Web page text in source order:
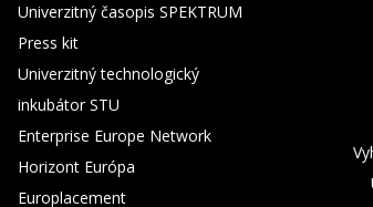
Univerzitný časopis SPEKTRUM
Press kit
Univerzitný technologický
inkubátor STU
Enterprise Europe Network
Horizont Európa
Europlacement